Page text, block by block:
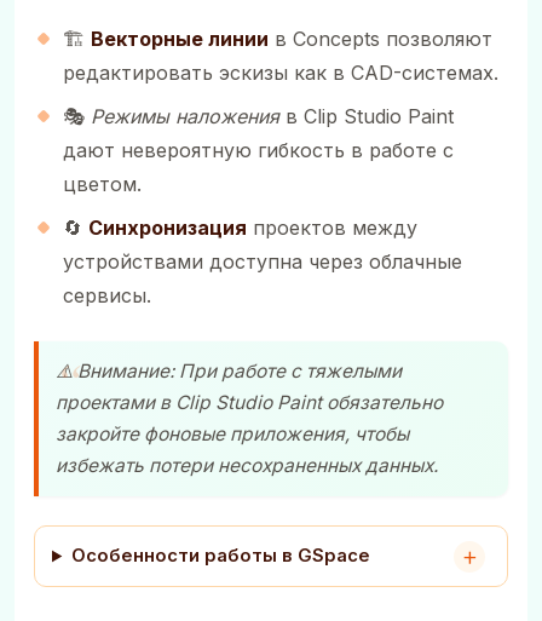
🏗️ Векторные линии в Concepts позволяют
редактировать эскизы как в CAD-системах.
🎭 Режимы наложенияв Clip Studio Paint
дают невероятную гибкость в работе с
цветом.
🔄 Синхронизация проектов между
устройствами доступна через облачные
сервисы.
⚠️ Внимание: При работе с тяжелыми
проектами в Clip Studio Paint обязательно
закройте фоновые приложения, чтобы
избежать потери несохраненных данных.
Особенности работы в GSpace